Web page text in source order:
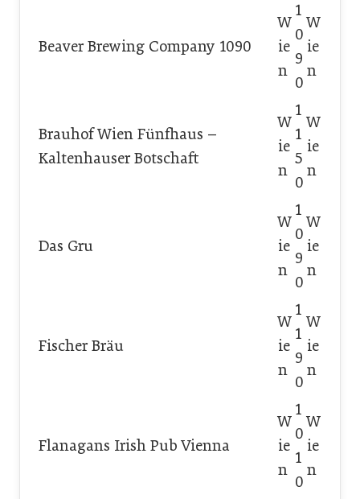
Beaver Brewing Company 1090
W
ie
n
1
0
9
0
W
ie
n
Brauhof Wien Fünfhaus –
Kaltenhauser Botschaft
W
ie
n
1
1
5
0
W
ie
n
Das Gru
W
ie
n
1
0
9
0
W
ie
n
Fischer Bräu
W
ie
n
1
1
9
0
W
ie
n
Flanagans Irish Pub Vienna
W
ie
n
1
0
1
0
W
ie
n